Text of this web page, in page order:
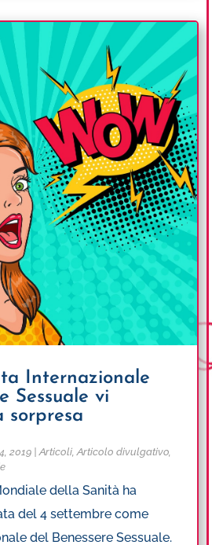
Internazionale
Sessuale vi
sorpresa
2019 |Articoli ,Articolo divulgativo
della Sanità ha
del 4 settembre come
del Benessere Sessuale.